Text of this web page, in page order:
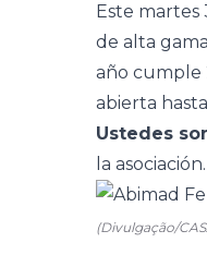
Este martes
de alta
año cumple
abierta
Ustedes
la asociación.
(Divulgação/